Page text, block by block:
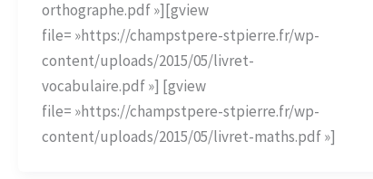
orthographe.pdf »][gview
file= »https://champstpere-stpierre.fr/wp-
content/uploads/2015/05/livret-
vocabulaire.pdf »] [gview
file= »https://champstpere-stpierre.fr/wp-
content/uploads/2015/05/livret-maths.pdf »]